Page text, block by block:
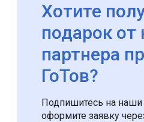
Хотите
подарокот
партнера
ГоТов?
Подпишитесь на наши
оформите заявку